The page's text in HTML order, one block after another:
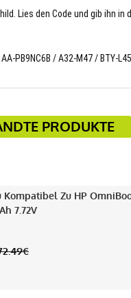
Lies den Code und gib ihn in
PB9NC6B / A32-M47 / BTY-L45
PRODUKTE
Kompatibel Zu HP
7.72V